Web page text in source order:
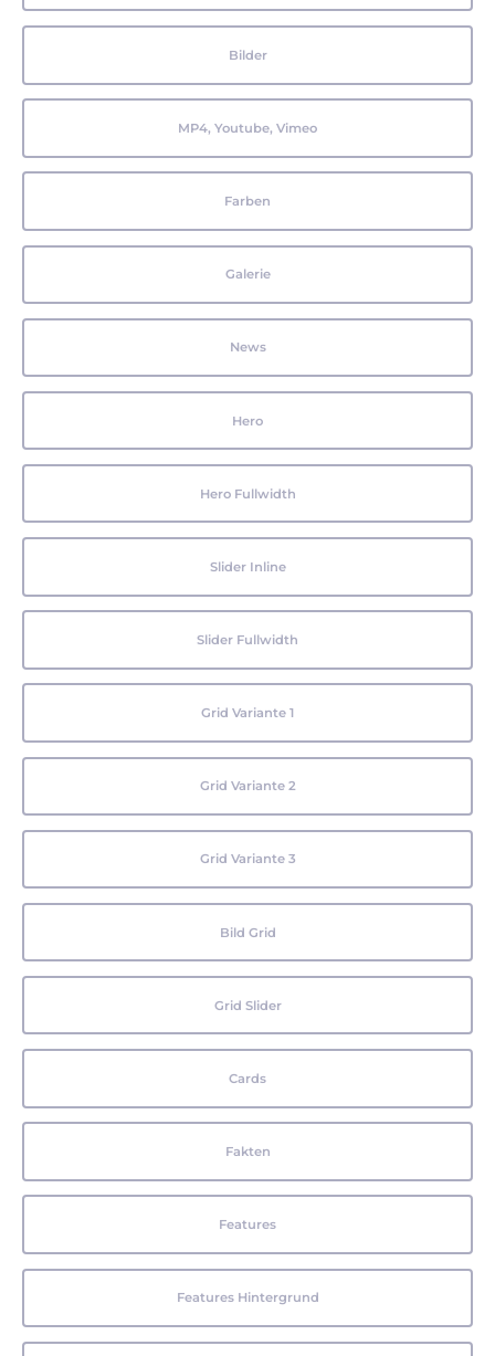
Bilder
MP4, Youtube, Vimeo
Farben
Galerie
News
Hero
Hero Fullwidth
Slider Inline
Slider Fullwidth
Grid Variante 1
Grid Variante 2
Grid Variante 3
Bild Grid
Grid Slider
Cards
Fakten
Features
Features Hintergrund